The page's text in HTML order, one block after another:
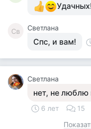
Св Светлана
Спс, и вам!
Светлана
нет, не люблю
6 лет 15